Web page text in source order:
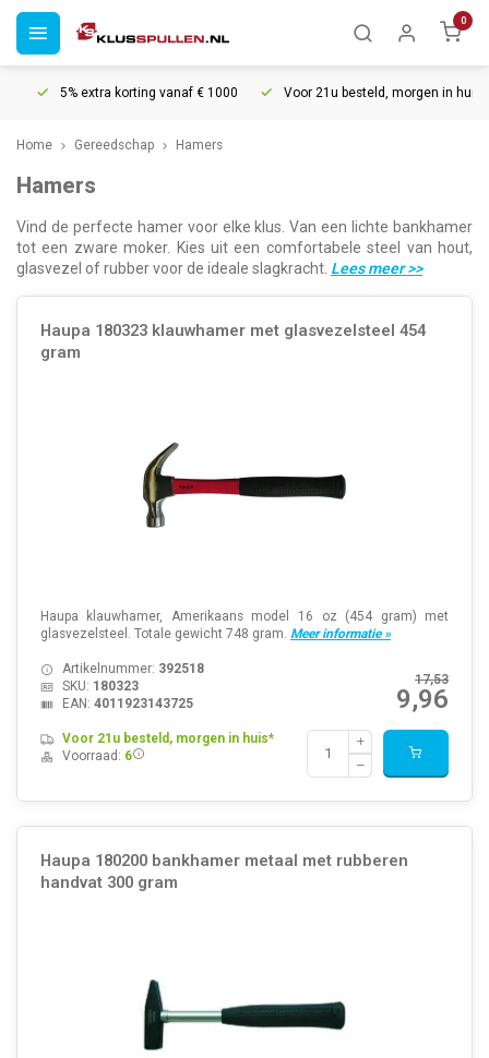
0
5% extra korting vanaf € 1000 Voor 21u besteld, morgen in huis*
Home Gereedschap Hamers
Hamers
Vind de perfecte hamer voor elke klus. Van een lichte bankhamer
tot een zware moker. Kies uit een comfortabele steel van hout,
glasvezel of rubber voor de ideale slagkracht. Lees meer>>
Haupa 180323 klauwhamer met glasvezelsteel 454
gram
Haupa klauwhamer, Amerikaans model 16 oz (454 gram) met
glasvezelsteel. Totale gewicht 748 gram. Meer informatie »
17,53
9,96
Artikelnummer: 392518
SKU: 180323
EAN: 4011923143725
Voor 21u besteld, morgen in huis*
Voorraad: 6
Haupa 180200 bankhamer metaal met rubberen
handvat 300 gram